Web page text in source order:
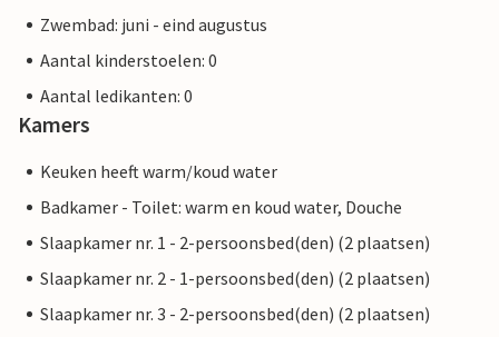
Zwembad: juni - eind augustus
Aantal kinderstoelen: 0
Aantal ledikanten: 0
Kamers
Keuken heeft warm/koud water
Badkamer - Toilet: warm en koud water, Douche
Slaapkamer nr. 1 - 2-persoonsbed(den) (2 plaatsen)
Slaapkamer nr. 2 - 1-persoonsbed(den) (2 plaatsen)
Slaapkamer nr. 3 - 2-persoonsbed(den) (2 plaatsen)